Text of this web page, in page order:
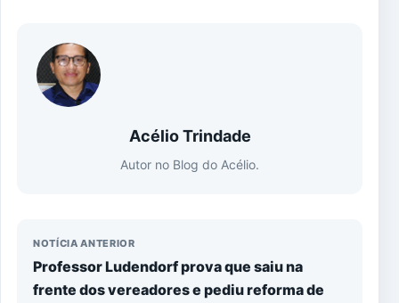
Acélio Trindade
Autor no Blog do Acélio.
NOTÍCIA ANTERIOR
Professor Ludendorf prova que saiu na
frente dos vereadores e pediu reforma de